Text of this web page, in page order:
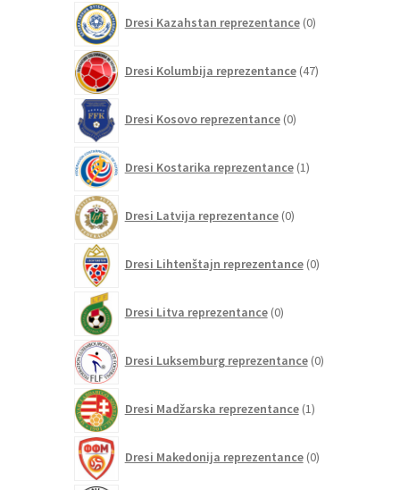
Dresi Kazahstan reprezentance 0izdelkov
Dresi Kolumbija reprezentance 47izdelkov
Dresi Kosovo reprezentance 0izdelkov
Dresi Kostarika reprezentance 1izdelek
Dresi Latvija reprezentance 0izdelkov
Dresi Lihtenštajn reprezentance 0izdelkov
Dresi Litva reprezentance 0izdelkov
Dresi Luksemburg reprezentance 0izdelkov
Dresi Madžarska reprezentance 1izdelek
Dresi Makedonija reprezentance 0izdelkov